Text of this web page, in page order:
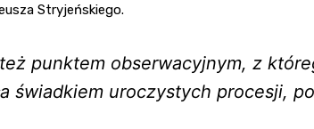
Stryjeńskiego.
punktem obserwacyjnym, z
świadkiem uroczystych procesji,